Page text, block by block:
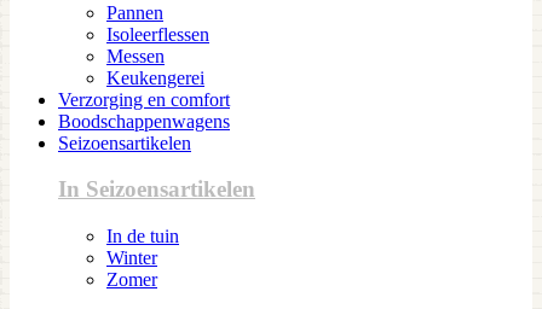
Pannen
Isoleerflessen
Messen
Keukengerei
Verzorging en comfort
Boodschappenwagens
Seizoensartikelen
In Seizoensartikelen
In de tuin
Winter
Zomer